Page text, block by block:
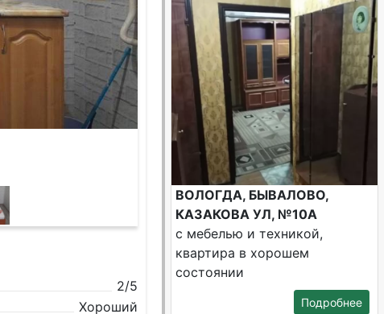
2/5
Хороший
ВОЛОГДА, БЫВАЛОВО,
КАЗАКОВА УЛ, №10А
с мебелью и техникой,
квартира в хорошем
состоянии
Подробнее